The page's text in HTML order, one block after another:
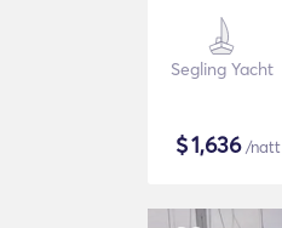
Segling Yacht
$1,636/natt